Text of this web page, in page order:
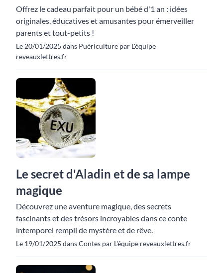
Offrez le cadeau parfait pour un bébé d'1 an : idées
originales, éducatives et amusantes pour émerveiller
parents et tout-petits !
Le 20/01/2025 dans Puériculture par L'équipe
reveauxlettres.fr
Le secret d'Aladin et de sa lampe
magique
Découvrez une aventure magique, des secrets
fascinants et des trésors incroyables dans ce conte
intemporel rempli de mystère et de rêve.
Le 19/01/2025 dans Contes par L'équipe reveauxlettres.fr